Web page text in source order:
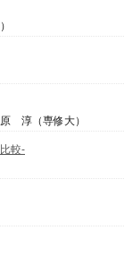
淳（専修大）
較-